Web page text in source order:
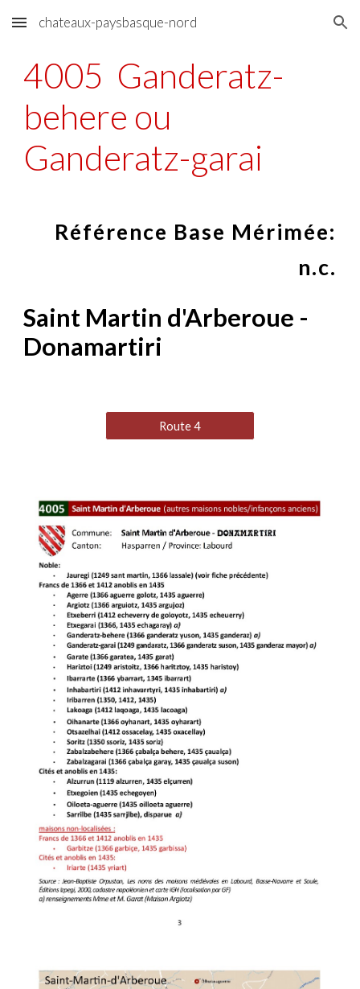
Skip to main content Skip to navigation
chateaux-paysbasque-nord
4005 Ganderatz-
behere ou
Ganderatz-garai
Référence Base Mérimée:
n.c.
Saint Martin d'Arberoue -
Donamartiri
Route 4